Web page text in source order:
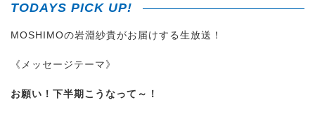
TODAYS PICK UP!
MOSHIMOの岩淵紗貴がお届けする生放送！
《メッセージテーマ》
お願い！下半期こうなって～！